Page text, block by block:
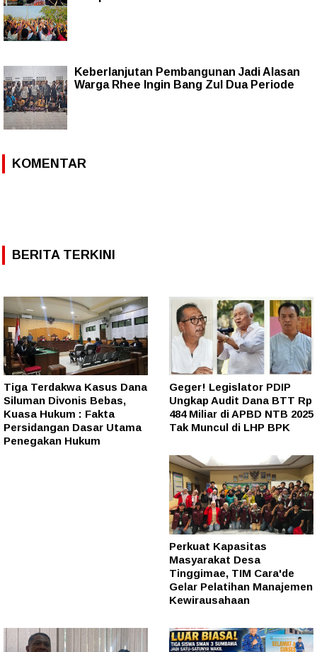
Keberlanjutan Pembangunan Jadi Alasan
Warga Rhee Ingin Bang Zul Dua Periode
KOMENTAR
BERITA TERKINI
Tiga Terdakwa Kasus Dana
Siluman Divonis Bebas,
Kuasa Hukum : Fakta
Persidangan Dasar Utama
Penegakan Hukum
Geger! Legislator PDIP
Ungkap Audit Dana BTT Rp
484 Miliar di APBD NTB 2025
Tak Muncul di LHP BPK
Perkuat Kapasitas
Masyarakat Desa
Tinggimae, TIM Cara'de
Gelar Pelatihan Manajemen
Kewirausahaan